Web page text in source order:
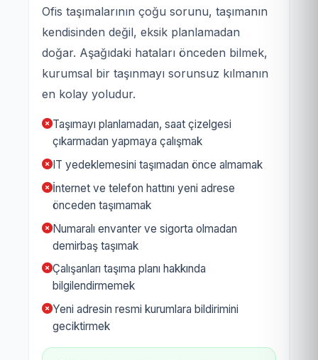
Ofis taşımalarının çoğu sorunu, taşımanın
kendisinden değil, eksik planlamadan
doğar. Aşağıdaki hataları önceden bilmek,
kurumsal bir taşınmayı sorunsuz kılmanın
en kolay yoludur.
Taşımayı planlamadan, saat çizelgesi
çıkarmadan yapmaya çalışmak
IT yedeklemesini taşımadan önce almamak
İnternet ve telefon hattını yeni adrese
önceden taşımamak
Numaralı envanter ve sigorta olmadan
demirbaş taşımak
Çalışanları taşıma planı hakkında
bilgilendirmemek
Yeni adresin resmi kurumlara bildirimini
geciktirmek